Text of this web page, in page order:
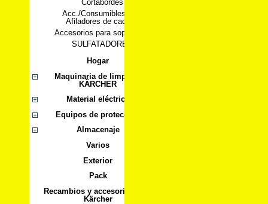
Cortabordes
Acc./Consumibles para
Afiladores de cadena
Accesorios para sopladores
SULFATADORES
Hogar
Maquinaria de limpieza
KÄRCHER
Material eléctrico
Equipos de protección
Almacenaje
Varios
Exterior
Pack
Recambios y accesorios para
Kärcher